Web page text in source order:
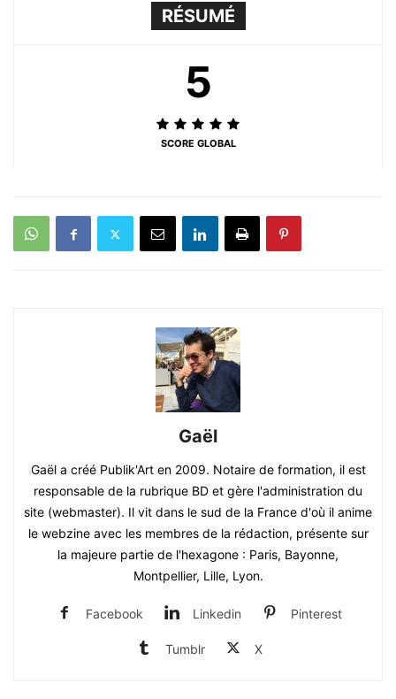
RÉSUMÉ
5
SCORE GLOBAL
Gaël
Gaël a créé Publik'Art en 2009. Notaire de formation, il est
responsable de la rubrique BD et gère l'administration du
site (webmaster). Il vit dans le sud de la France d'où il anime
le webzine avec les membres de la rédaction, présente sur
la majeure partie de l'hexagone : Paris, Bayonne,
Montpellier, Lille, Lyon.
Facebook Linkedin Pinterest
Tumblr X